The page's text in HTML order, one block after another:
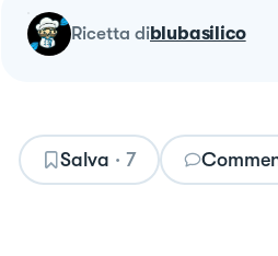
ricetta diblubasilico
Salva · 7